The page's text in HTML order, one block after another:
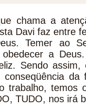
chama a
Davi faz entre
Temer ao
a
Sendo assim,
da
trabalho, temos
TUDO, nos irá